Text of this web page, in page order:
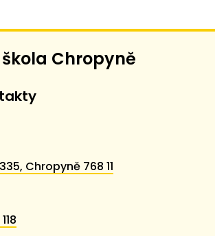
Chropyně
Chropyně 768 11